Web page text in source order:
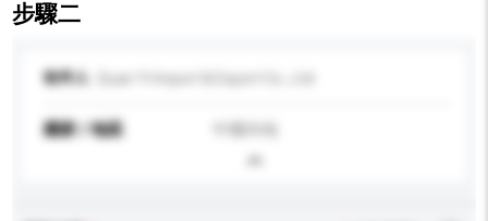
步驟二
收件人
國家 / 地區